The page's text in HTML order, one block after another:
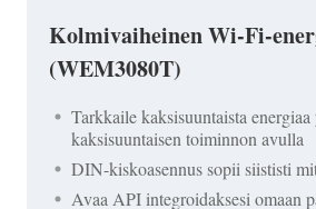
Kolmivaiheinen Wi-Fi-
(WEM3080T)
Tarkkaile kaksisuuntaista
kaksisuuntaisen toiminnon avulla
DIN-kiskoasennus sopii siististi
Avaa API integroidaksesi omaan